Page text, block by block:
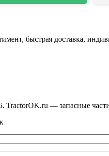
быстрая доставка,
TractorOK.ru — запасные